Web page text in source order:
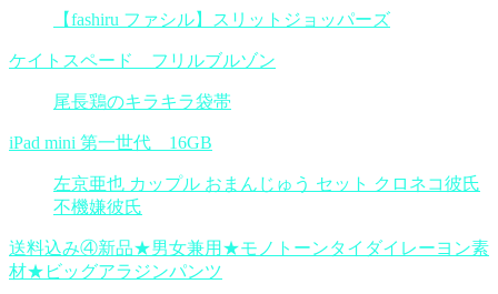
【fashiru ファシル】スリットジョッパーズ
ケイトスペード フリルブルゾン
尾長鶏のキラキラ袋帯
iPad mini 第一世代 16GB
左京亜也 カップル おまんじゅう セット クロネコ彼氏
不機嫌彼氏
送料込み④新品★男女兼用★モノトーンタイダイレーヨン素
材★ビッグアラジンパンツ